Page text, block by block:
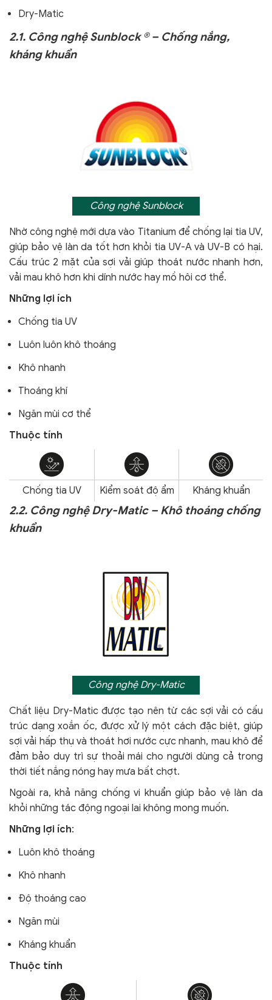
Dry-Matic
2.1. Công nghệ Sunblock ® – Chống nắng,
kháng khuẩn
Công nghệ Sunblock
Nhờ công nghệ mới dựa vào Titanium để chống lại tia UV,
giúp bảo vệ làn da tốt hơn khỏi tia UV-A và UV-B có hại.
Cấu trúc 2 mặt của sợi vải giúp thoát nước nhanh hơn,
vải mau khô hơn khi dính nước hay mồ hôi cơ thể.
Những lợi ích
Chống tia UV
Luôn luôn khô thoáng
Khô nhanh
Thoáng khí
Ngăn mùi cơ thể
Thuộc tính
Chống tia UV Kiểm soát độ ẩm Kháng khuẩn
2.2. Công nghệ Dry-Matic – Khô thoáng chống
khuẩn
Công nghệ Dry-Matic
Chất liệu Dry-Matic được tạo nên từ các sợi vải có cấu
trúc dạng xoắn ốc, được xử lý một cách đặc biệt, giúp
sợi vải hấp thụ và thoát hơi nước cực nhanh, mau khô để
đảm bảo duy trì sự thoải mái cho người dùng cả trong
thời tiết nắng nóng hay mưa bất chợt.
Ngoài ra, khả năng chống vi khuẩn giúp bảo vệ làn da
khỏi những tác động ngoại lai không mong muốn.
Những lợi ích:
Luôn khô thoáng
Khô nhanh
Độ thoáng cao
Ngăn mùi
Kháng khuẩn
Thuộc tính